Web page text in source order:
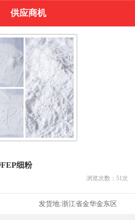
供应商机
细粉
浏览次数： 51 次
发货地:浙江省金华金东区